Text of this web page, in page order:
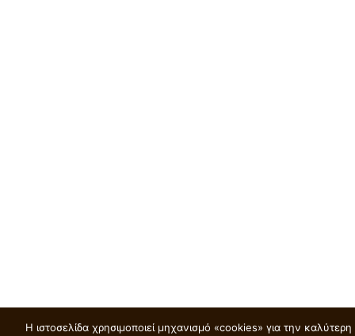
Η ιστοσελίδα χρησιμοποιεί μηχανισμό «cookies» για την